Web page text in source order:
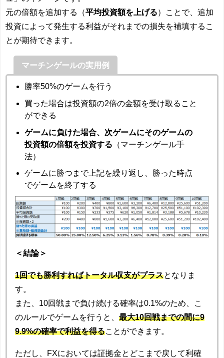
元の倍額を追加する（平均投資額を上げる）ことで、追加
投資によって発生する利益がそれまでの損失を補填するこ
とが期待できます。
マーチンゲールの実用例
勝率50%のゲームを行う
買った場合は投資額の2倍の金額を受け取ること
ができる
ゲームに負けた場合、次ゲームにそのゲームの
投資額の倍額を投資する （マーチンゲール手
法）
ゲームに勝つまで上記を繰り返し、勝った時点
でゲームを終了する
＜結論＞
1回でも勝利すればトータル収支がプラスとなりま
す。
また、10回戦まで負け続ける確率は0.1%のため、こ
のルールでゲームを行うと、 最大10回戦までの間に9
9.9%の確率で利益を得ることができます。
ただし、FXにおいては証拠金とどこまで戻して利確